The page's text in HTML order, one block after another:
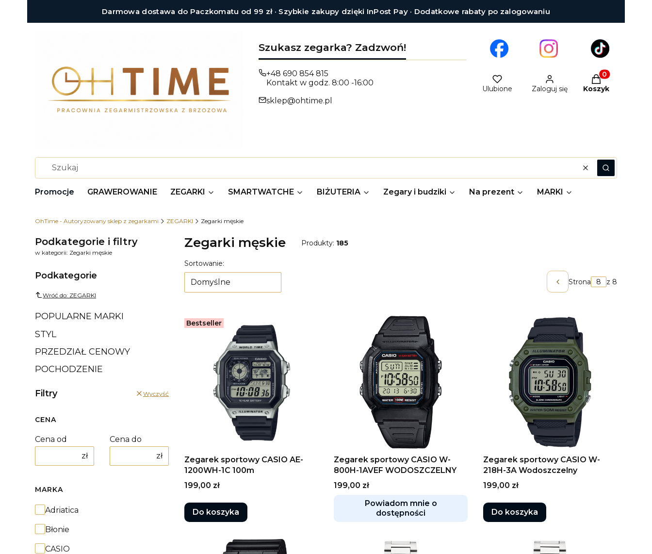
Darmowa dostawa do Paczkomatu od 99 zł · Szybkie zakupy dzięki InPost Pay · Dodatkowe rabaty po zalogowaniu
Szukasz zegarka? Zadzwoń!
+48 690 854 815
Kontakt w godz. 8:00 -16:00
sklep@ohtime.pl
Ulubione Zaloguj się
Produkty w
Koszyk
WyczyśćSzukaj
Promocje GRAWEROWANIE ZEGARKI SMARTWATCHE BIŻUTERIA Zegary i budziki Na prezent MARKI
OhTime - Autoryzowany sklep z zegarkami ZEGARKI Zegarki męskie
Podkategorie i filtry
w kategorii: Zegarki męskie
Podkategorie
Wróć do: ZEGARKI
POPULARNE MARKI
STYL
PRZEDZIAŁ CENOWY
POCHODZENIE
Filtry Wyczyść
CENA
Cena od
zł
Cena do
zł
MARKA
Marka
Adriatica
Błonie
CASIO
Zegarki męskie Produkty: 185
Lista produktów
Sortowanie:
Domyślne Poprzednie produkty
Strona z 8
Bestseller
Zegarek sportowy CASIO AE-
1200WH-1C 100m
Cena
199,00 zł
Do koszyka
Zegarek sportowy CASIO W-
800H-1AVEF WODOSZCZELNY
Cena
199,00 zł
Powiadom mnie o
dostępności
Zegarek sportowy CASIO W-
218H-3A Wodoszczelny
Cena
199,00 zł
Do koszyka